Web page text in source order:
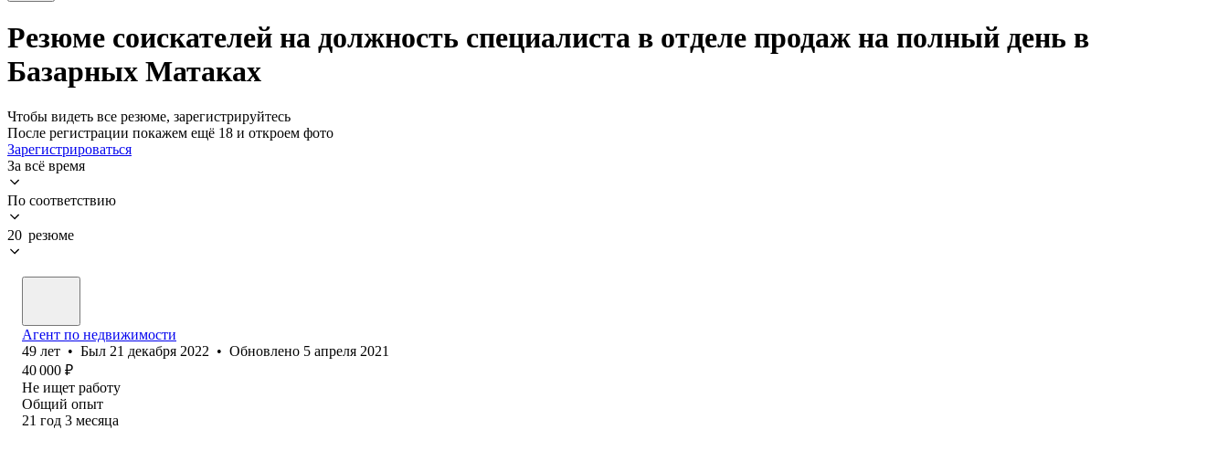
Резюме соискателей на должность специалиста в отделе продаж на полный день в
Базарных Матаках
Чтобы видеть все резюме, зарегистрируйтесь
После регистрации покажем ещё 18 и откроем фото
Зарегистрироваться
За всё время
По соответствию
20 резюме
Агент по недвижимости
49 лет • Был 21 декабря 2022 • Обновлено 5 апреля 2021
40 000 ₽
Не ищет работу
Общий опыт
21 год 3 месяца